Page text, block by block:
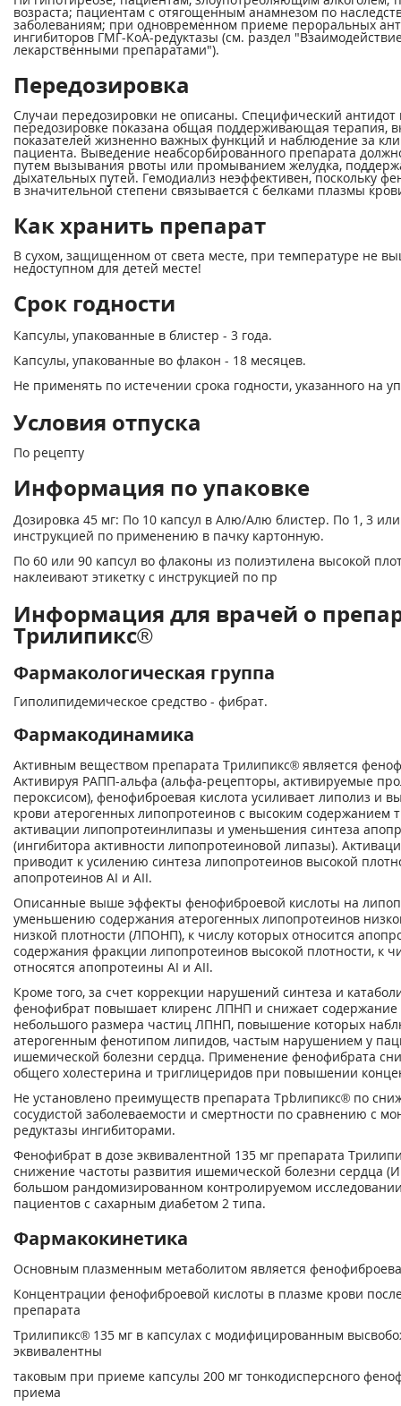
возраста; пациентам с отягощенным анамнезом по
заболеваниям; при одновременном приеме пероральных
ингибиторов ГМГ-КоА-редуктазы (см. раздел
лекарственными препаратами").
Передозировка
Случаи передозировки не описаны. Специфический антидот
передозировке показана общая поддерживающая терапия,
показателей жизненно важных функций и наблюдение за
пациента. Выведение неабсорбированного препарата
путем вызывания рвоты или промыванием желудка,
дыхательных путей. Гемодиализ неэффективен, поскольку
в значительной степени связывается с белками плазмы
Как хранить препарат
В сухом, защищенном от света месте, при температуре не
недоступном для детей месте!
Срок годности
Капсулы, упакованные в блистер - 3 года.
Капсулы, упакованные во флакон - 18 месяцев.
Не применять по истечении срока годности, указанного на
Условия отпуска
По рецепту
Информация по упаковке
Дозировка 45 мг: По 10 капсул в Алю/Алю блистер. По 1, 3
инструкцией по применению в пачку картонную.
По 60 или 90 капсул во флаконы из полиэтилена высокой
наклеивают этикетку с инструкцией по пр
Информация для врачей о
Трилипикс®
Фармакологическая группа
Гиполипидемическое средство - фибрат.
Фармакодинамика
Активным веществом препарата Трилипикс® является
Активируя РАПП-альфа (альфа-рецепторы, активируемые
пероксисом), фенофиброевая кислота усиливает липолиз и
крови атерогенных липопротеинов с высоким содержанием
активации липопротеинлипазы и уменьшения синтеза
(ингибитора активности липопротеиновой липазы).
приводит к усилению синтеза липопротеинов высокой
апопротеинов AI и АII.
Описанные выше эффекты фенофиброевой кислоты на
уменьшению содержания атерогенных липопротеинов
низкой плотности (ЛПОНП), к числу которых относится
содержания фракции липопротеинов высокой плотности, к
относятся апопротеины AI и АII.
Кроме того, за счет коррекции нарушений синтеза и
фенофибрат повышает клиренс ЛПНП и снижает содержание
небольшого размера частиц ЛПНП, повышение которых
атерогенным фенотипом липидов, частым нарушением у
ишемической болезни сердца. Применение фенофибрата
общего холестерина и триглицеридов при повышении
Не установлено преимуществ препарата Трbлипикс® по
сосудистой заболеваемости и смертности по сравнению с
редуктазы ингибиторами.
Фенофибрат в дозе эквивалентной 135 мг препарата
снижение частоты развития ишемической болезни сердца
большом рандомизированном контролируемом
пациентов с сахарным диабетом 2 типа.
Фармакокинетика
Основным плазменным метаболитом является
Концентрации фенофиброевой кислоты в плазме крови
препарата
Трилипикс® 135 мг в капсулах с модифицированным
эквивалентны
таковым при приеме капсулы 200 мг тонкодисперсного
приема